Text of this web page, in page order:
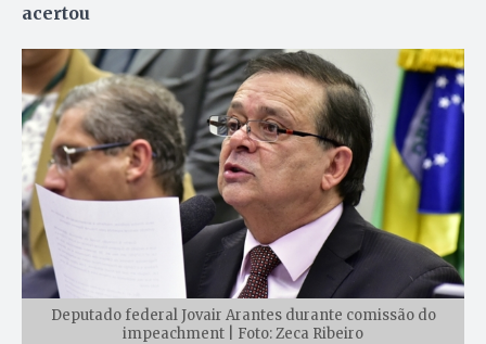
acertou
Deputado federal Jovair Arantes durante comissão do
impeachment | Foto: Zeca Ribeiro